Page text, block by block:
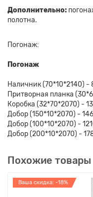
Дополнительно:
полотна.
Погонаж:
Погонаж
Наличник (70*10*2140) -
Притворная планка
Коробка (32*70*2070) -
Добор (150*10*2070) -
Добор (100*10*2070) -
Добор (200*10*2070) -
Похожие товары
Ваша скидка: -18%